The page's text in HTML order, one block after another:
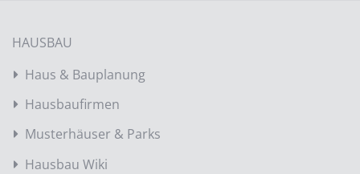
HAUSBAU
Haus & Bauplanung
Hausbaufirmen
Musterhäuser & Parks
Hausbau Wiki